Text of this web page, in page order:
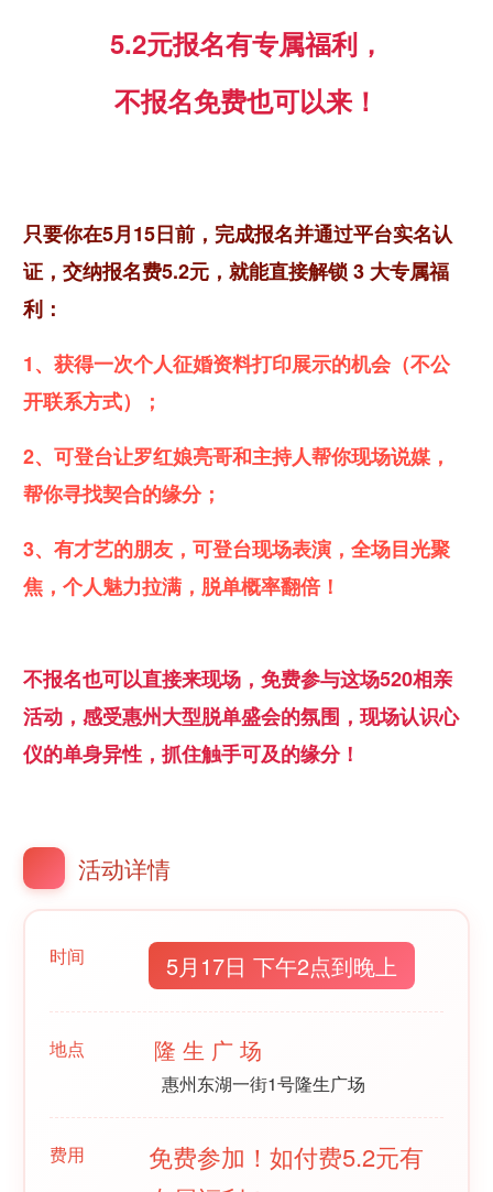
5.2元报名有专属福利，
不报名免费也可以来！
只要你在5月15日前，完成报名并通过平台实名认
证，交纳报名费5.2元，就能直接解锁 3 大专属福
利：
1、获得一次个人征婚资料打印展示的机会（不公
开联系方式）；
2、可登台让罗红娘亮哥和主持人帮你现场说媒，
帮你寻找契合的缘分；
3、有才艺的朋友，可登台现场表演，全场目光聚
焦，个人魅力拉满，脱单概率翻倍！
不报名也可以直接来现场，免费参与这场520相亲
活动，感受惠州大型脱单盛会的氛围，现场认识心
仪的单身异性，抓住触手可及的缘分！
活动详情
时间 5月17日 下午2点到晚上
地点 隆 生 广 场
惠州东湖一街1号隆生广场
费用
免费参加！如付费5.2元有